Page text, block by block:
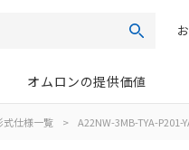
検索
オムロンの提供価値
式仕様一覧 > A22NW-3MB-TYA-P201-